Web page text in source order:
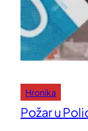
Hronika
Požar u